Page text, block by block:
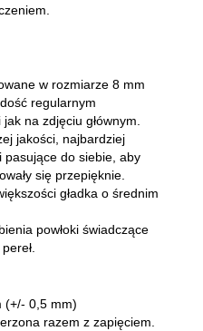
w rozmiarze 8 mm
regularnym
na zdjęciu głównym.
jakości, najbardziej
pasujące do siebie, aby
się przepięknie.
gładka o średnim
powłoki świadczące
(+/- 0,5 mm)
razem z zapięciem.